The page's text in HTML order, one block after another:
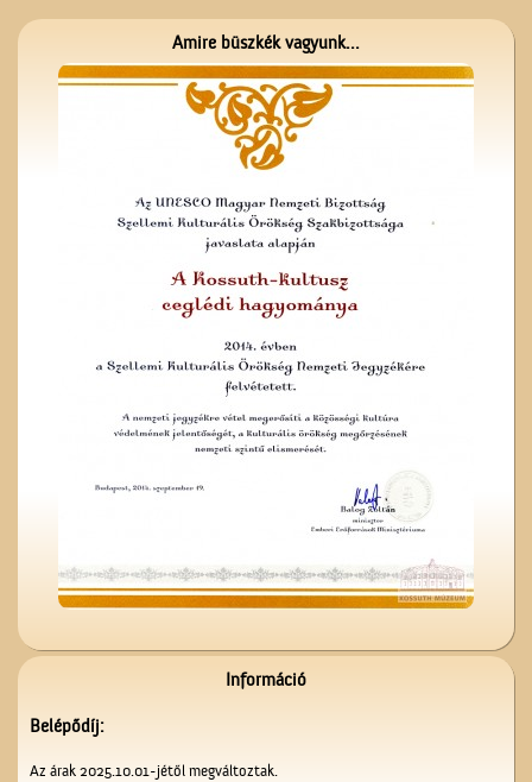
Megérkezés Ceglédre
Az ötödik köztéri szobor
Cegléden
épülete
Amire büszkék vagyunk...
Információ
Belépődíj:
Az árak 2025.10.01-jétől megváltoztak.